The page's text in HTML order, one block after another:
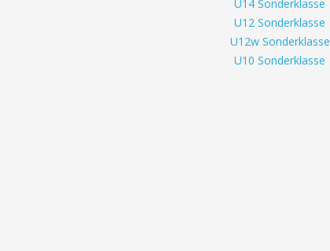
U14 Sonderklasse
U12 Sonderklasse
U12w Sonderklasse
U10 Sonderklasse